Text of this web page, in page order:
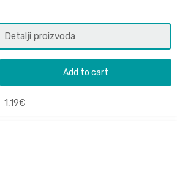
Detalji proizvoda
Add to cart
1,19€